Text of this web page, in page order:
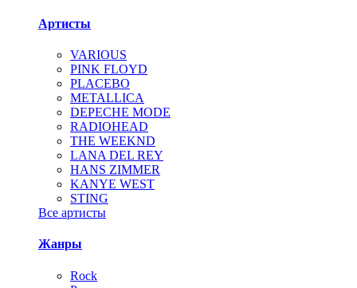
Артисты
VARIOUS
PINK FLOYD
PLACEBO
METALLICA
DEPECHE MODE
RADIOHEAD
THE WEEKND
LANA DEL REY
HANS ZIMMER
KANYE WEST
STING
Все артисты
Жанры
Rock